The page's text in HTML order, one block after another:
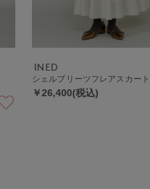
INED
シェルプリーツフレアスカート
￥26,400(税込)